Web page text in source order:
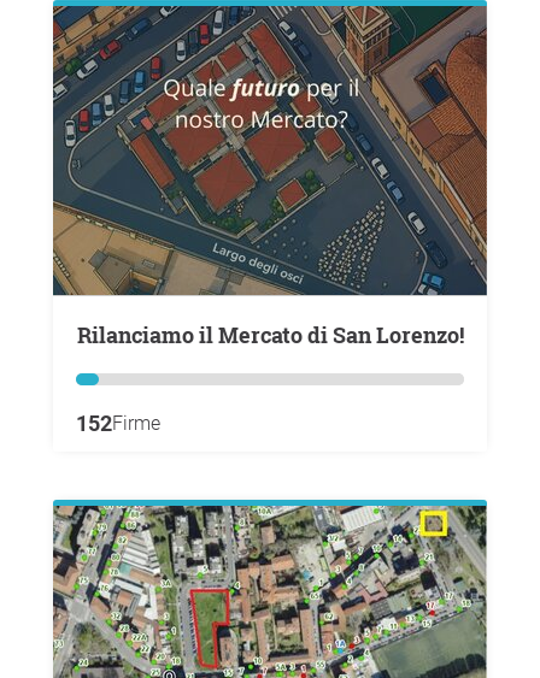
Rilanciamo il Mercato di San Lorenzo!
152Firme